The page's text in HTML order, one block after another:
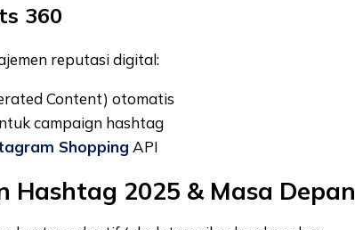
360
reputasi digital:
Content) otomatis
campaign hashtag
Shopping API
Hashtag 2025 & Masa Depan